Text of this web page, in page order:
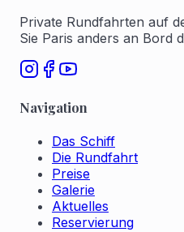
Private Rundfahrten auf
Sie Paris anders an Bord
Navigation
Das Schiff
Die Rundfahrt
Preise
Galerie
Aktuelles
Reservierung